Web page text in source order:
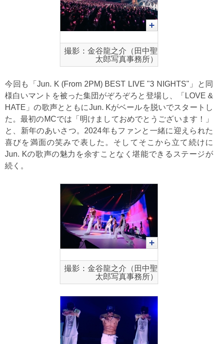
撮影：金谷龍之介（田中聖
太郎写真事務所）
今回も「Jun. K (From 2PM) BEST LIVE "3 NIGHTS"」と同
様白いマントを被った集団がぞろぞろと登場し、「LOVE &
HATE」の歌声とともにJun. Kがベールを脱いでスタートし
た。最初のMCでは「明けましておめでとうございます！」
と、新年のあいさつ。2024年もファンと一緒に迎えられた
喜びを満面の笑みで表した。そしてそこから立て続けに
Jun. Kの歌声の魅力を余すことなく堪能できるステージが
続く。
撮影：金谷龍之介（田中聖
太郎写真事務所）